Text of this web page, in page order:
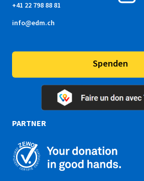
+41 22 798 88 81
info@edm.ch
Spenden
PARTNER